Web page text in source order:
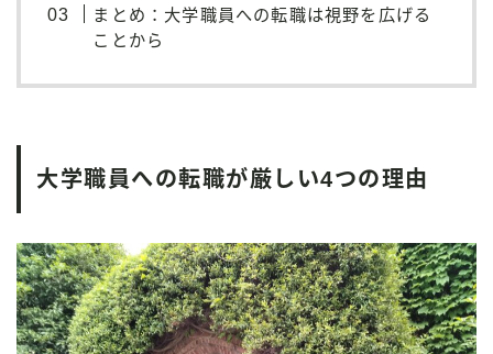
まとめ：大学職員への転職は視野を広げる
ことから
大学職員への転職が厳しい4つの理由